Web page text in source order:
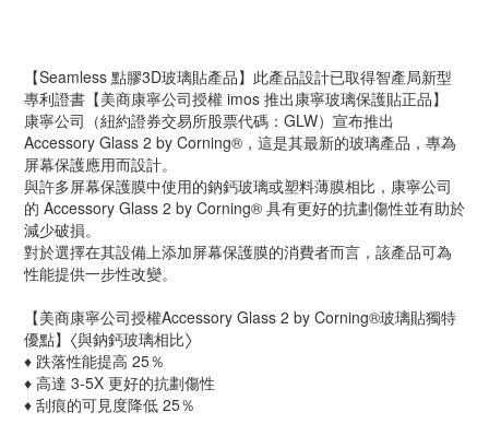
【Seamless 點膠3D玻璃貼產品】此產品設計已取得智產局新型
專利證書【美商康寧公司授權 imos 推出康寧玻璃保護貼正品】
康寧公司（紐約證券交易所股票代碼：GLW）宣布推出
Accessory Glass 2 by Corning®，這是其最新的玻璃產品，專為
屏幕保護應用而設計。
與許多屏幕保護膜中使用的鈉鈣玻璃或塑料薄膜相比，康寧公司
的 Accessory Glass 2 by Corning® 具有更好的抗劃傷性並有助於
減少破損。
對於選擇在其設備上添加屏幕保護膜的消費者而言，該產品可為
性能提供一步性改變。
【美商康寧公司授權Accessory Glass 2 by Corning®玻璃貼獨特
優點】〈與鈉鈣玻璃相比〉
♦ 跌落性能提高 25％
♦ 高達 3-5X 更好的抗劃傷性
♦ 刮痕的可見度降低 25％